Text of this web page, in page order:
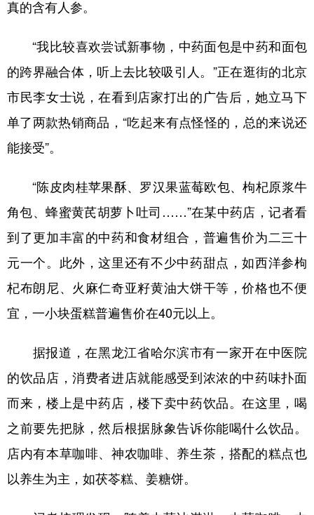
真的含有人参。
“我比较喜欢尝试新事物，中药面包是中药和面包
的跨界融合体，听上去比较吸引人。”正在逛街的北京
市民李女士说，在看到店家打出的广告后，她立马下
单了两款热销商品，“吃起来有点怪怪的，总的来说还
能接受”。
“陈皮肉桂苹果酥、罗汉果蓝莓欧包、枸杞原浆牛
角包、蜂蜜黄芪胡萝卜吐司……”在某中药店，记者看
到了更加丰富的中药和食材组合，普遍售价为二三十
元一个。此外，这里还有不少中药甜点，如西洋参枸
杞布朗尼、火麻仁奇亚籽黄油大饼干等，价格也不便
宜，一小块蛋糕普遍售价在40元以上。
据报道，在黑龙江省哈尔滨市有一家开在中医院
的饮品店，消费者进店就能感受到浓浓的中药味扑面
而来，楼上是中药店，楼下卖中药饮品。在这里，喝
之前要先把脉，然后根据脉象告诉你能喝什么饮品。
店内有本草咖啡、神农咖啡、养生茶，搭配的糕点也
以养生为主，如茯苓糕、姜糖饼。